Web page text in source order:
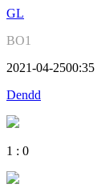
GL
BO1
2021-04-2500:35
Dendd
1 : 0